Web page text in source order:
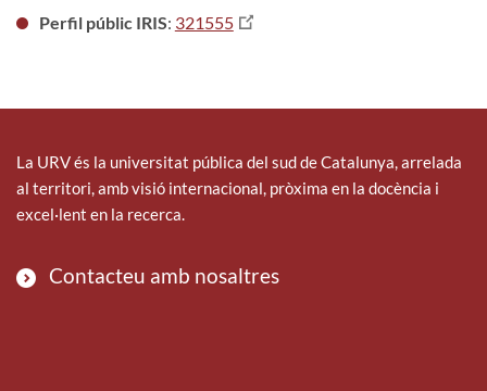
Perfil públic IRIS: 321555
La URV és la universitat pública del sud de Catalunya, arrelada
al territori, amb visió internacional, pròxima en la docència i
excel·lent en la recerca.
Contacteu amb nosaltres